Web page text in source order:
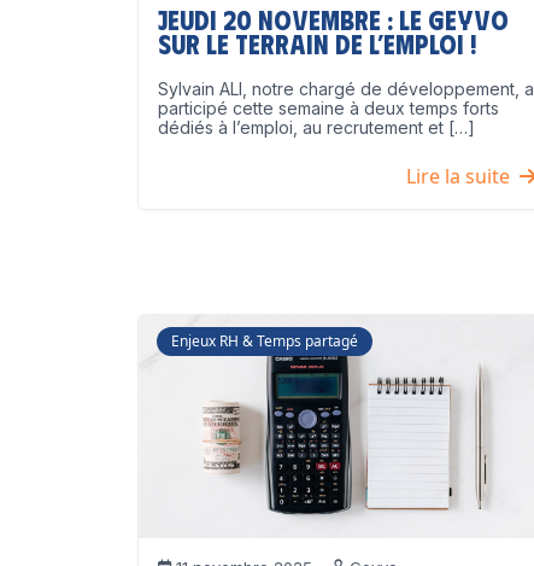
Jeudi 20 novembre : le GEYVO
sur le terrain de l’emploi !
Sylvain ALI, notre chargé de développement, a
participé cette semaine à deux temps forts
dédiés à l’emploi, au recrutement et […]
Lire la suite
Enjeux RH & Temps partagé